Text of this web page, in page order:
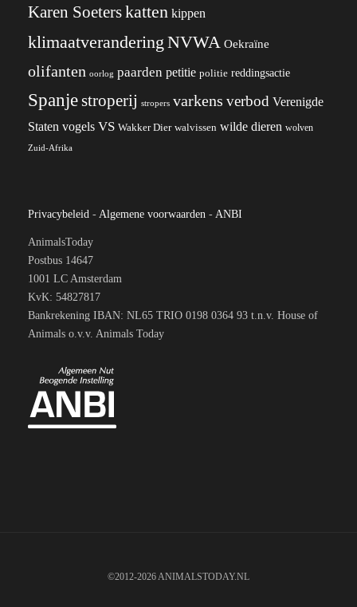
Karen Soeterskatten kippen
klimaatverandering NVWA Oekraïne
olifanten oorlog paarden petitie politie reddingsactie
Spanjestroperij stropers varkens verbod Verenigde
Staten vogels VS Wakker Dier walvissen wilde dieren wolven
Zuid-Afrika
Privacybeleid - Algemene voorwaarden - ANBI
AnimalsToday
Postbus 14647
1001 LC Amsterdam
KvK: 54827817
Bankrekening IBAN: NL65 TRIO 0198 0364 93 t.n.v. House of
Animals o.v.v. Animals Today
©2012-2026 ANIMALSTODAY.NL